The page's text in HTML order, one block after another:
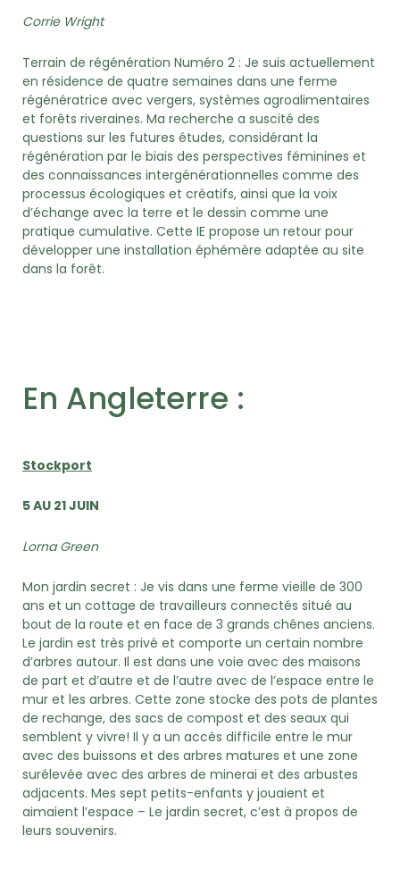
Corrie Wright
Terrain de régénération Numéro 2 : Je suis actuellement
en résidence de quatre semaines dans une ferme
régénératrice avec vergers, systèmes agroalimentaires
et forêts riveraines. Ma recherche a suscité des
questions sur les futures études, considérant la
régénération par le biais des perspectives féminines et
des connaissances intergénérationnelles comme des
processus écologiques et créatifs, ainsi que la voix
d’échange avec la terre et le dessin comme une
pratique cumulative. Cette IE propose un retour pour
développer une installation éphémère adaptée au site
dans la forêt.
En Angleterre :
Stockport
5 AU 21 JUIN
Lorna Green
Mon jardin secret : Je vis dans une ferme vieille de 300
ans et un cottage de travailleurs connectés situé au
bout de la route et en face de 3 grands chênes anciens.
Le jardin est très privé et comporte un certain nombre
d’arbres autour. Il est dans une voie avec des maisons
de part et d’autre et de l’autre avec de l’espace entre le
mur et les arbres. Cette zone stocke des pots de plantes
de rechange, des sacs de compost et des seaux qui
semblent y vivre! Il y a un accès difficile entre le mur
avec des buissons et des arbres matures et une zone
surélevée avec des arbres de minerai et des arbustes
adjacents. Mes sept petits-enfants y jouaient et
aimaient l’espace – Le jardin secret, c’est à propos de
leurs souvenirs.